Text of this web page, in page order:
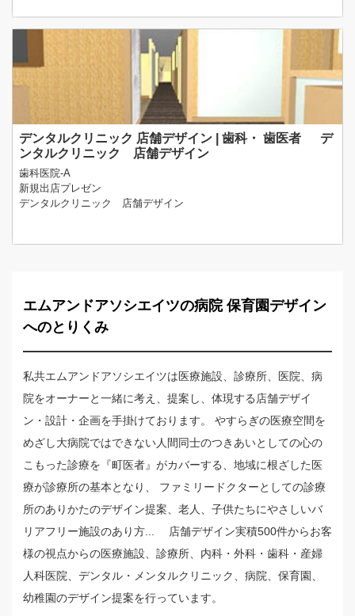
デンタルクリニック 店舗デザイン | 歯科・ 歯医者 デ
ンタルクリニック 店舗デザイン
歯科医院-A
新規出店プレゼン
デンタルクリニック 店舗デザイン
エムアンドアソシエイツの病院 保育園デザイン
へのとりくみ
私共エムアンドアソシエイツは医療施設、診療所、医院、病
院をオーナーと一緒に考え、提案し、体現する店舗デザイ
ン・設計・企画を手掛けております。 やすらぎの医療空間を
めざし大病院ではできない人間同士のつきあいとしての心の
こもった診療を『町医者』がカバーする、地域に根ざした医
療が診療所の基本となり、 ファミリードクターとしての診療
所のありかたのデザイン提案、老人、子供たちにやさしいバ
リアフリー施設のあり方... 店舗デザイン実積500件からお客
様の視点からの医療施設、診療所、内科・外科・歯科・産婦
人科医院、デンタル・メンタルクリニック、病院、保育園、
幼稚園のデザイン提案を行っています。